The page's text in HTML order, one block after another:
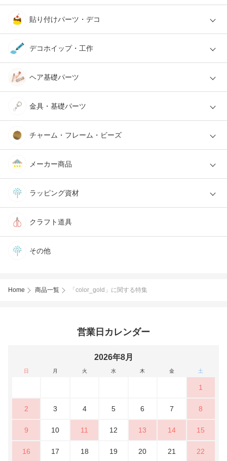
貼り付けパーツ・デコ
デコホイップ・工作
ヘア基礎パーツ
金具・基礎パーツ
チャーム・フレーム・ビーズ
メーカー商品
ラッピング資材
クラフト道具
その他
Home 商品一覧 「color_gold」に関する特集
営業日カレンダー
2026年8月
日 月 火 水 木 金 土
1
2 3 4 5 6 7 8
9 10 11 12 13 14 15
16 17 18 19 20 21 22